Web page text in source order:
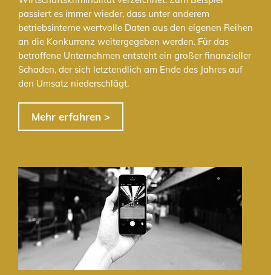
passiert es immer wieder, dass unter anderem
betriebsinterne wertvolle Daten aus den eigenen Reihen
an die Konkurrenz weitergegeben werden. Für das
betroffene Unternehmen entsteht ein großer finanzieller
Schaden, der sich letztendlich am Ende des Jahres auf
den Umsatz niederschlägt.
Mehr erfahren >